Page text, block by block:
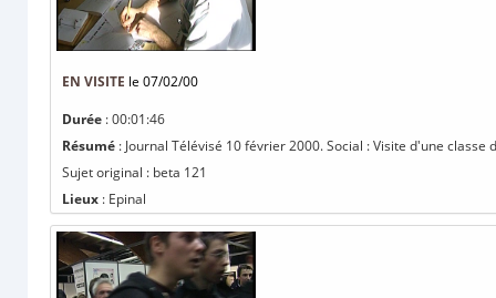
EN VISITE le 07/02/00
Durée : 00:01:46
Résumé : Journal Télévisé 10 février 2000. Social : Visite d'une
Sujet original : beta 121
Lieux : Epinal